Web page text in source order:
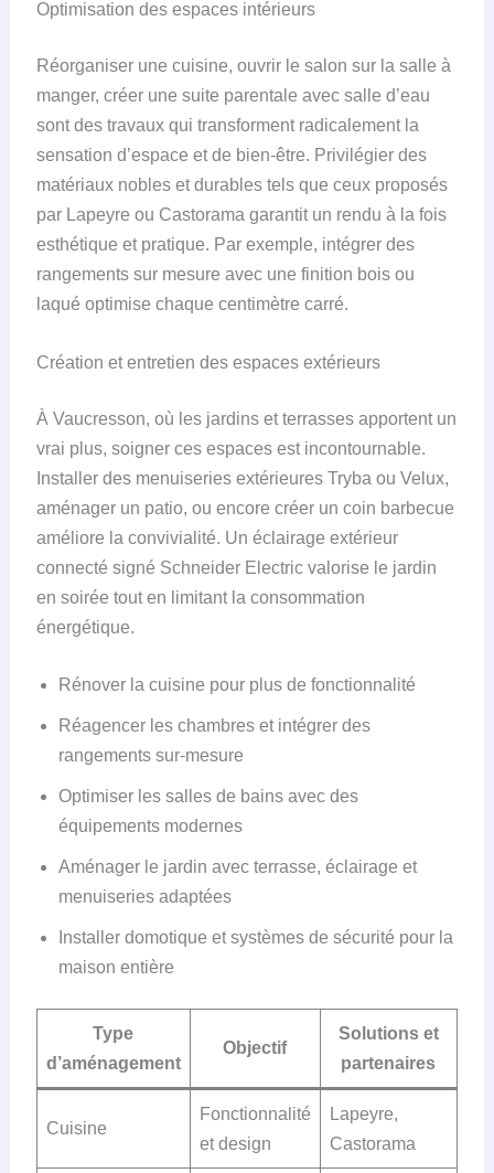
Optimisation des espaces intérieurs
Réorganiser une cuisine, ouvrir le salon sur la salle à
manger, créer une suite parentale avec salle d’eau
sont des travaux qui transforment radicalement la
sensation d’espace et de bien-être. Privilégier des
matériaux nobles et durables tels que ceux proposés
par Lapeyre ou Castorama garantit un rendu à la fois
esthétique et pratique. Par exemple, intégrer des
rangements sur mesure avec une finition bois ou
laqué optimise chaque centimètre carré.
Création et entretien des espaces extérieurs
À Vaucresson, où les jardins et terrasses apportent un
vrai plus, soigner ces espaces est incontournable.
Installer des menuiseries extérieures Tryba ou Velux,
aménager un patio, ou encore créer un coin barbecue
améliore la convivialité. Un éclairage extérieur
connecté signé Schneider Electric valorise le jardin
en soirée tout en limitant la consommation
énergétique.
Rénover la cuisine pour plus de fonctionnalité
Réagencer les chambres et intégrer des
rangements sur-mesure
Optimiser les salles de bains avec des
équipements modernes
Aménager le jardin avec terrasse, éclairage et
menuiseries adaptées
Installer domotique et systèmes de sécurité pour la
maison entière
Type
d’aménagement
Objectif
Solutions et
partenaires
Cuisine
Fonctionnalité
et design
Lapeyre,
Castorama